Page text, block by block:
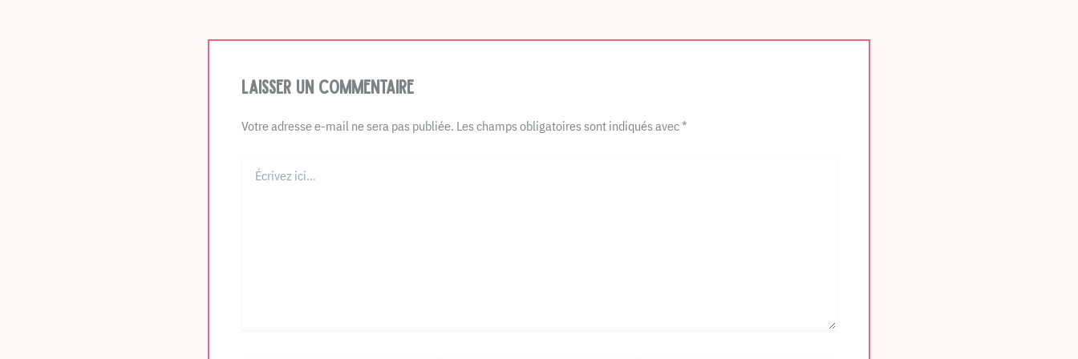
Laisser un commentaire
Votre adresse e-mail ne sera pas publiée. Les champs obligatoires sont indiqués avec*
ici…